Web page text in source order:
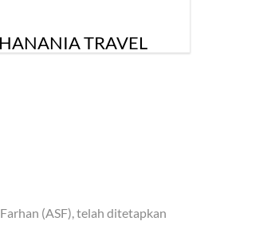
TRAVEL
(ASF), telah ditetapkan